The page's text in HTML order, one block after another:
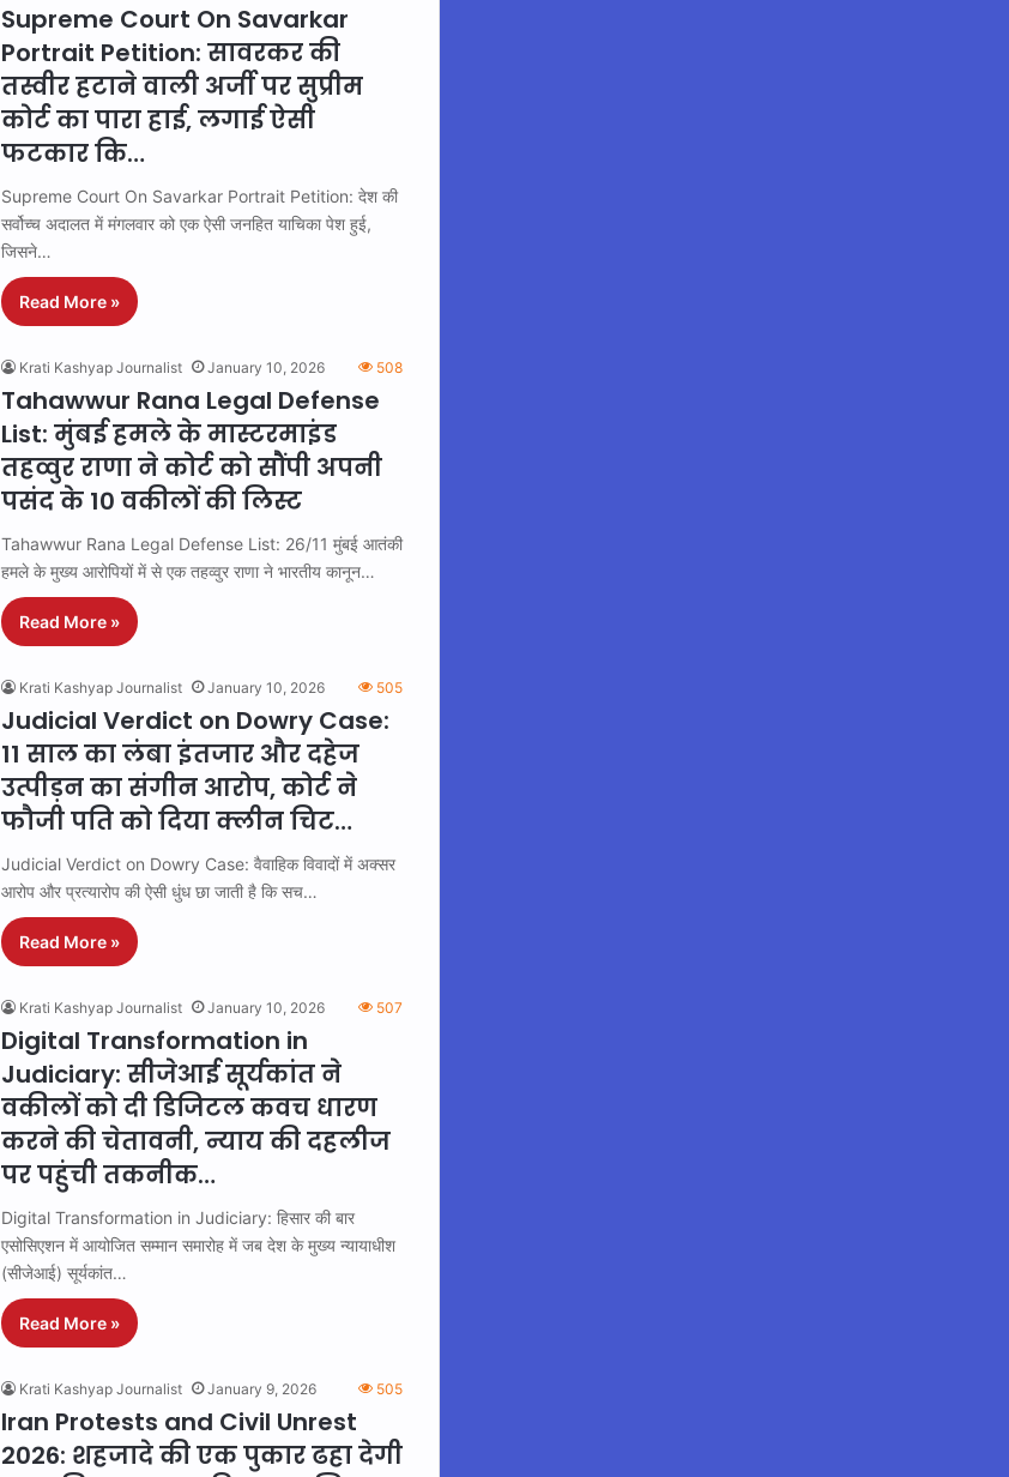
Supreme Court On Savarkar
Portrait Petition: सावरकर की
तस्वीर हटाने वाली अर्जी पर सुप्रीम
कोर्ट का पारा हाई, लगाई ऐसी
फटकार कि…
Supreme Court On Savarkar Portrait Petition: देश की
सर्वोच्च अदालत में मंगलवार को एक ऐसी जनहित याचिका पेश हुई,
जिसने…
Read More »
Krati Kashyap Journalist January 10, 2026 508
Tahawwur Rana Legal Defense
List: मुंबई हमले के मास्टरमाइंड
तहव्वुर राणा ने कोर्ट को सौंपी अपनी
पसंद के 10 वकीलों की लिस्ट
Tahawwur Rana Legal Defense List: 26/11 मुंबई आतंकी
हमले के मुख्य आरोपियों में से एक तहव्वुर राणा ने भारतीय कानून…
Read More »
Krati Kashyap Journalist January 10, 2026 505
Judicial Verdict on Dowry Case:
11 साल का लंबा इंतजार और दहेज
उत्पीड़न का संगीन आरोप, कोर्ट ने
फौजी पति को दिया क्लीन चिट…
Judicial Verdict on Dowry Case: वैवाहिक विवादों में अक्सर
आरोप और प्रत्यारोप की ऐसी धुंध छा जाती है कि सच…
Read More »
Krati Kashyap Journalist January 10, 2026 507
Digital Transformation in
Judiciary: सीजेआई सूर्यकांत ने
वकीलों को दी डिजिटल कवच धारण
करने की चेतावनी, न्याय की दहलीज
पर पहुंची तकनीक…
Digital Transformation in Judiciary: हिसार की बार
एसोसिएशन में आयोजित सम्मान समारोह में जब देश के मुख्य न्यायाधीश
(सीजेआई) सूर्यकांत…
Read More »
Krati Kashyap Journalist January 9, 2026 505
Iran Protests and Civil Unrest
2026: शहजादे की एक पुकार ढहा देगी